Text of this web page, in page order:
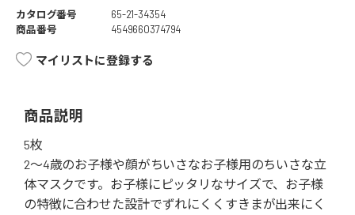
カタログ番号
65-21-34354
商品番号
4549660374794
マイリストに登録する
商品説明
5枚
2～4歳のお子様や顔がちいさなお子様用のちいさな立
体マスクです。お子様にピッタリなサイズで、お子様
の特徴に合わせた設計でずれにくくすきまが出来にく